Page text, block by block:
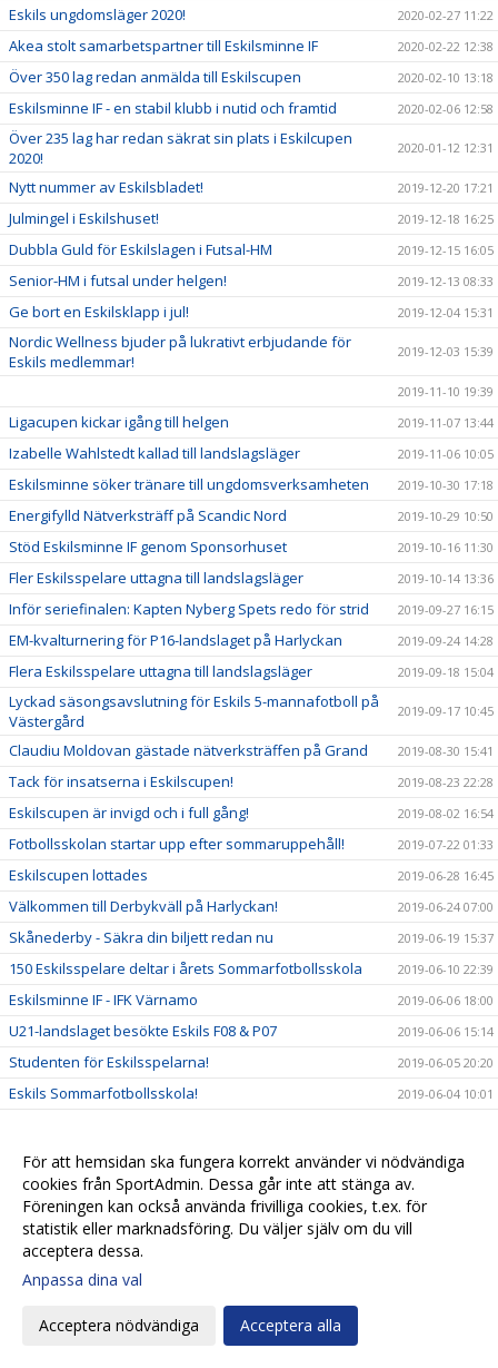
Eskils ungdomsläger 2020! 2020-02-27 11:22
Akea stolt samarbetspartner till Eskilsminne IF 2020-02-22 12:38
Över 350 lag redan anmälda till Eskilscupen 2020-02-10 13:18
Eskilsminne IF - en stabil klubb i nutid och framtid 2020-02-06 12:58
Över 235 lag har redan säkrat sin plats i Eskilcupen
2020!
2020-01-12 12:31
Nytt nummer av Eskilsbladet! 2019-12-20 17:21
Julmingel i Eskilshuset! 2019-12-18 16:25
Dubbla Guld för Eskilslagen i Futsal-HM 2019-12-15 16:05
Senior-HM i futsal under helgen! 2019-12-13 08:33
Ge bort en Eskilsklapp i jul! 2019-12-04 15:31
Nordic Wellness bjuder på lukrativt erbjudande för
Eskils medlemmar!
2019-12-03 15:39
2019-11-10 19:39
Ligacupen kickar igång till helgen 2019-11-07 13:44
Izabelle Wahlstedt kallad till landslagsläger 2019-11-06 10:05
Eskilsminne söker tränare till ungdomsverksamheten 2019-10-30 17:18
Energifylld Nätverksträff på Scandic Nord 2019-10-29 10:50
Stöd Eskilsminne IF genom Sponsorhuset 2019-10-16 11:30
Fler Eskilsspelare uttagna till landslagsläger 2019-10-14 13:36
Inför seriefinalen: Kapten Nyberg Spets redo för strid 2019-09-27 16:15
EM-kvalturnering för P16-landslaget på Harlyckan 2019-09-24 14:28
Flera Eskilsspelare uttagna till landslagsläger 2019-09-18 15:04
Lyckad säsongsavslutning för Eskils 5-mannafotboll på
Västergård
2019-09-17 10:45
Claudiu Moldovan gästade nätverksträffen på Grand 2019-08-30 15:41
Tack för insatserna i Eskilscupen! 2019-08-23 22:28
Eskilscupen är invigd och i full gång! 2019-08-02 16:54
Fotbollsskolan startar upp efter sommaruppehåll! 2019-07-22 01:33
Eskilscupen lottades 2019-06-28 16:45
Välkommen till Derbykväll på Harlyckan! 2019-06-24 07:00
Skånederby - Säkra din biljett redan nu 2019-06-19 15:37
150 Eskilsspelare deltar i årets Sommarfotbollsskola 2019-06-10 22:39
Eskilsminne IF - IFK Värnamo 2019-06-06 18:00
U21-landslaget besökte Eskils F08 & P07 2019-06-06 15:14
Studenten för Eskilsspelarna! 2019-06-05 20:20
Eskils Sommarfotbollsskola! 2019-06-04 10:01
+600 lag just nu till Eskilscupen! 2019-05-29 12:45
Diplomering i Drivkraft Helsingborg 2019-05-29 11:08
Värdegrundsåterkoppling på Västergård 2019-05-29 00:11
Fotbollsskola i Eskils 10-11 juni
Lördagsfotboll på Västergårds IP
För att hemsidan ska fungera korrekt använder vi nödvändiga
cookies från SportAdmin. Dessa går inte att stänga av.
Föreningen kan också använda frivilliga cookies, t.ex. för
statistik eller marknadsföring. Du väljer själv om du vill
acceptera dessa.
Anpassa dina val
Acceptera nödvändiga Acceptera alla